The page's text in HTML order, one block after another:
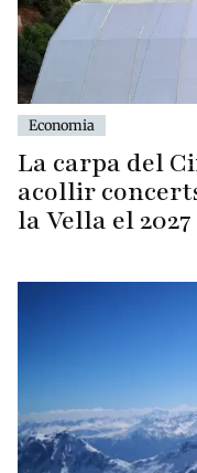
Economia
La carpa del
acollir
la Vella el 2027